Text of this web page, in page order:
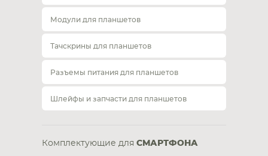
Модули для планшетов
Тачскрины для планшетов
Разъемы питания для планшетов
Шлейфы и запчасти для планшетов
Комплектующие для СМАРТФОНА